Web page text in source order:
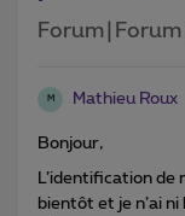
M Mathieu Roux
Bonjour,
L’identification
bientôt et je n’ai